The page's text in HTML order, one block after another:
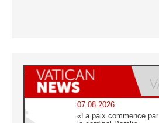
07.08.2026
«La paix commence